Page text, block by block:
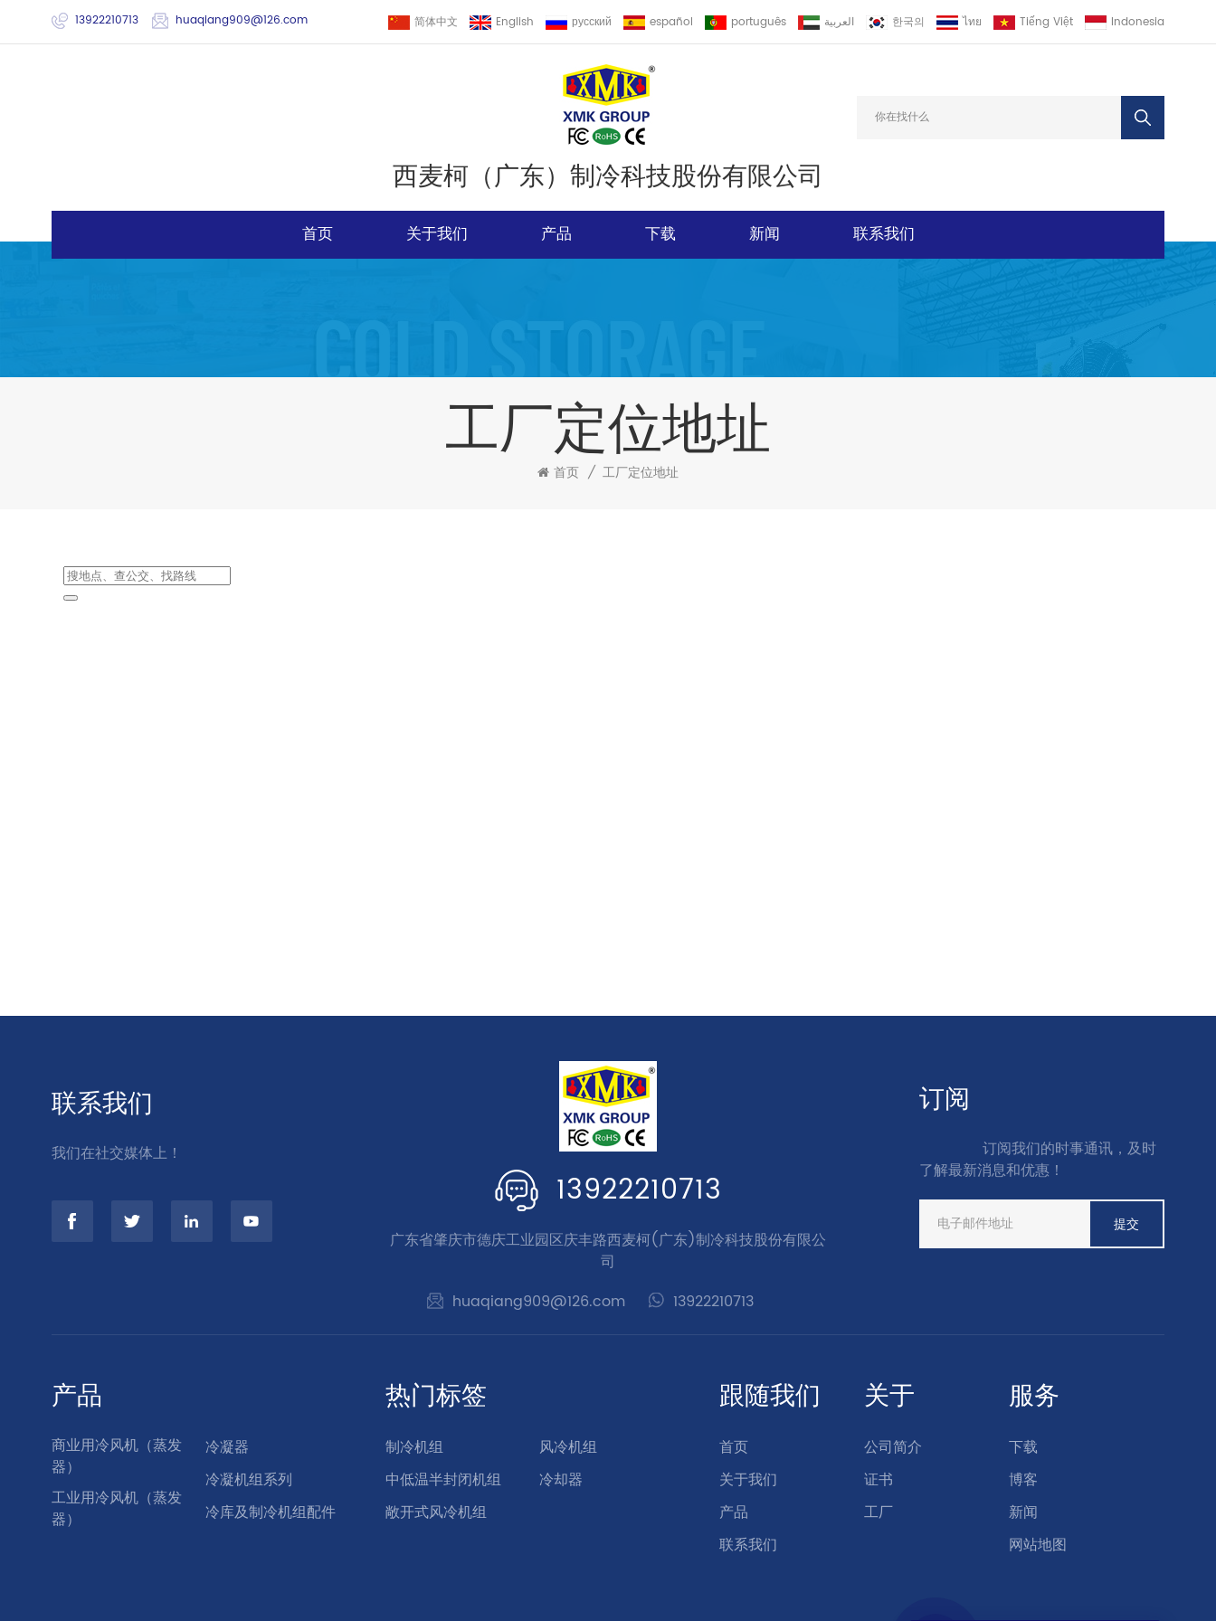
13922210713 huaqiang909@126.com 简体中文 English русский español português العربية 한국의 ไทย Tiếng Việt Indonesia
西麦柯（广东）制冷科技股份有限公司
首页 关于我们 产品 下载 新闻 联系我们
工厂定位地址
首页 / 工厂定位地址
13922210713
广东省肇庆市德庆工业园区庆丰路西麦柯(广东)制冷科技股份有限公
司
huaqiang909@126.com
13922210713
订阅
订阅我们的时事通讯，及时
了解最新消息和优惠！
联系我们
我们在社交媒体上！
产品
商业用冷风机（蒸发
器）
工业用冷风机（蒸发
器）
冷凝器
冷凝机组系列
冷库及制冷机组配件
热门标签
制冷机组
中低温半封闭机组
敞开式风冷机组
风冷机组
冷却器
跟随我们
首页
关于我们
产品
联系我们
关于
公司简介
证书
工厂
服务
下载
博客
新闻
网站地图